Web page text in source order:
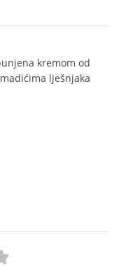
kremom od
lješnjaka